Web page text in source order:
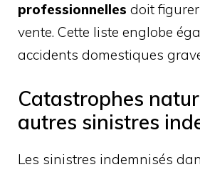
professionnelles doit figurer
vente. Cette liste englobe
accidents domestiques
Catastrophes
autres sinistres
Les sinistres indemnisés